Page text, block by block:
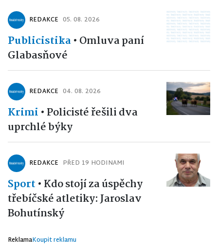
REDAKCE 05. 08. 2026
Publicistika• Omluva paní
Glabasňové
REDAKCE 04. 08. 2026
Krimi • Policisté řešili dva
uprchlé býky
REDAKCE PŘED 19 HODINAMI
Sport • Kdo stojí za úspěchy
třebíčské atletiky: Jaroslav
Bohutínský
ReklamaKoupit reklamu